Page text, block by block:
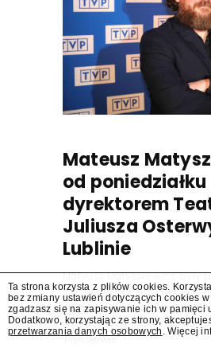
Mateusz
od poniedziałku
dyrektorem
Juliusza
Lublinie
Mateusz Matyszkowicz, były
Polskiej, w poniedziałek 10
stanowisko dyrektora Teatru
Osterwy w Lublinie –
"Presserwis".
Ta strona korzysta z plików cookies.
bez zmiany ustawień dotyczących cookies
zgadzasz się na zapisywanie ich w pamięci
Dodatkowo, korzystając ze strony,
przetwarzania danych osobowych . Więcej